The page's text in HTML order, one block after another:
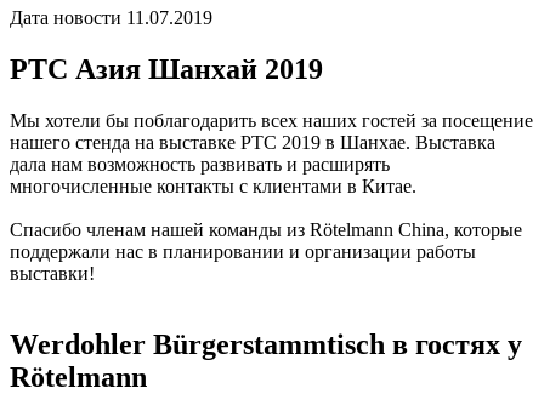
Дата новости 11.07.2019
PTC Азия Шанхай 2019
Мы хотели бы поблагодарить всех наших гостей за посещение
нашего стенда на выставке PTC 2019 в Шанхае. Выставка
дала нам возможность развивать и расширять
многочисленные контакты с клиентами в Китае.
Спасибо членам нашей команды из Rötelmann China, которые
поддержали нас в планировании и организации работы
выставки!
Werdohler Bürgerstammtisch в гостях у
Rötelmann